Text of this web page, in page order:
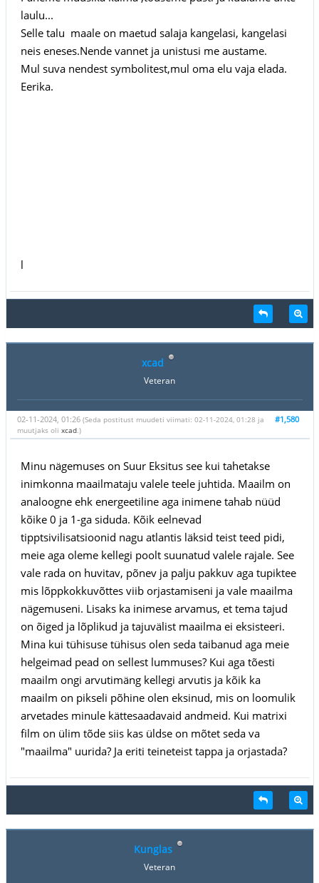
laulu...
Selle talu maale on maetud salaja kangelasi, kangelasi
neis eneses.Nende vannet ja unistusi me austame.
Mul suva nendest symbolitest,mul oma elu vaja elada.
Eerika.
l
xcad
Veteran
#1,580
02-11-2024, 01:26 (Seda postitust muudeti viimati: 02-11-2024, 01:28 ja
muutjaks oli xcad.)
Minu nägemuses on Suur Eksitus see kui tahetakse
inimkonna maailmataju valele teele juhtida. Maailm on
analoogne ehk energeetiline aga inimene tahab nüüd
kõike 0 ja 1-ga siduda. Kõik eelnevad
tipptsivilisatsioonid nagu atlantis läksid teist teed pidi,
meie aga oleme kellegi poolt suunatud valele rajale. See
vale rada on huvitav, põnev ja palju pakkuv aga tupiktee
mis lõppkokkuvõttes viib orjastamiseni ja vale maailma
nägemuseni. Lisaks ka inimese arvamus, et tema tajud
on õiged ja lõplikud ja tajuvälist maailma ei eksisteeri.
Mina kui tühisuse tühisus olen seda taibanud aga meie
helgeimad pead on sellest lummuses? Kui aga tõesti
maailm ongi arvutimäng kellegi arvutis ja kõik ka
maailm on pikseli põhine olen eksinud, mis on loomulik
arvetades minule kättesaadavaid andmeid. Kui matrixi
film on ülim tõde siis kas üldse on mõtet seda va
"maailma" uurida? Ja eriti teineteist tappa ja orjastada?
Kunglas
Veteran